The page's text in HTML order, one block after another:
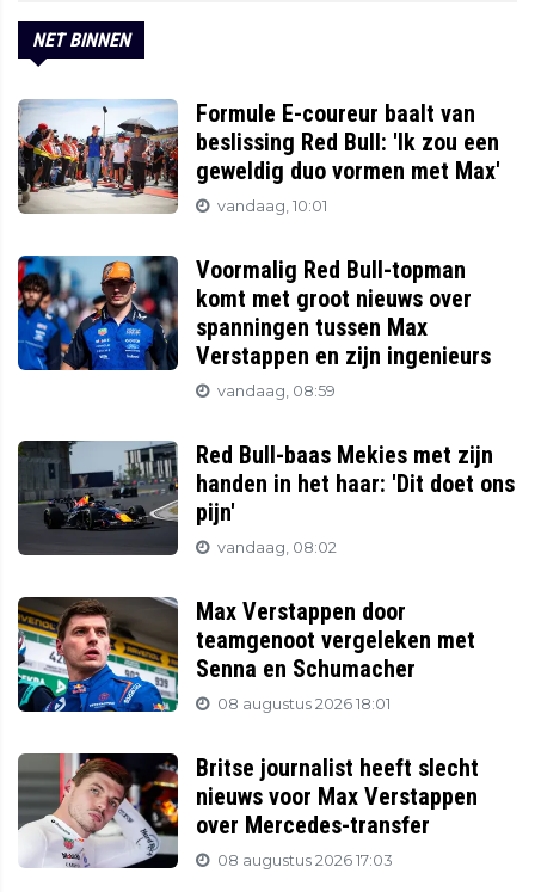
NET BINNEN
Formule E-coureur baalt van
beslissing Red Bull: 'Ik zou een
geweldig duo vormen met Max'
vandaag, 10:01
Voormalig Red Bull-topman
komt met groot nieuws over
spanningen tussen Max
Verstappen en zijn ingenieurs
vandaag, 08:59
Red Bull-baas Mekies met zijn
handen in het haar: 'Dit doet ons
pijn'
vandaag, 08:02
Max Verstappen door
teamgenoot vergeleken met
Senna en Schumacher
08 augustus 2026 18:01
Britse journalist heeft slecht
nieuws voor Max Verstappen
over Mercedes-transfer
08 augustus 2026 17:03